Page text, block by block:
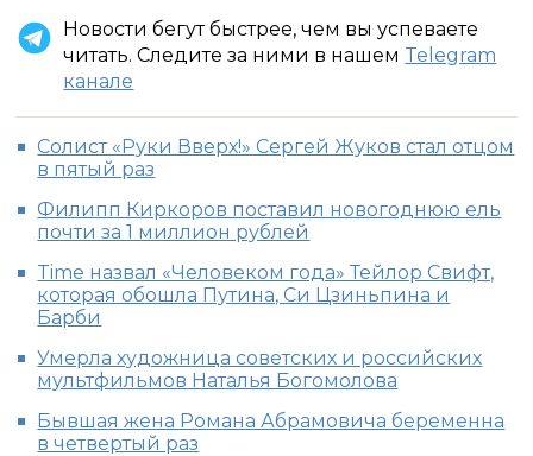
Новости бегут быстрее, чем вы успеваете
читать. Следите за ними в нашем Telegram
канале
Солист «Руки Вверх!» Сергей Жуков стал отцом
в пятый раз
Филипп Киркоров поставил новогоднюю ель
почти за 1 миллион рублей
Time назвал «Человеком года» Тейлор Свифт,
которая обошла Путина, Си Цзиньпина и
Барби
Умерла художница советских и российских
мультфильмов Наталья Богомолова
Бывшая жена Романа Абрамовича беременна
в четвертый раз